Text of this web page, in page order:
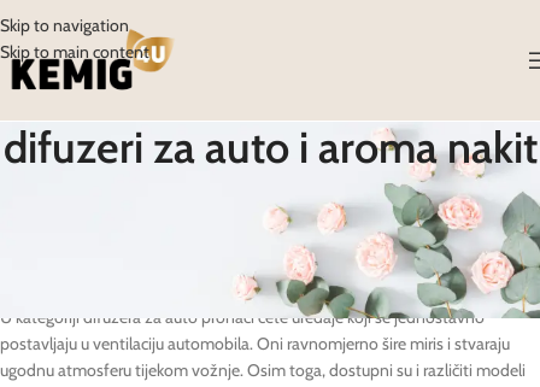
Skip to navigation
Skip to main content
difuzeri za auto i aroma nakit
Difuzeri za auto i aroma nakit idealni su za sve koji žele uživati u
aromaterapiji bilo gdje i u svakom trenutku. Ovi praktični proizvodi
omogućuju da blagodati eteričnih ulja budu uz vas tijekom putovanja ili
U kategoriji difuzera za auto pronaći ćete uređaje koji se jednostavno
postavljaju u ventilaciju automobila. Oni ravnomjerno šire miris i stvaraju
ugodnu atmosferu tijekom vožnje. Osim toga, dostupni su i različiti modeli